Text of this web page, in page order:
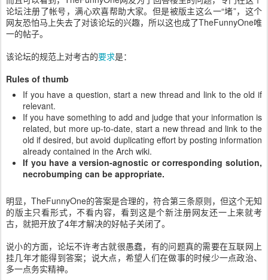
论坛注册了帐号，满心欢喜帮助大家。但是被版主这么一“堵”，这个
网友恐怕马上失去了对该论坛的兴趣，所以这也成了TheFunnyOne唯
一的帖子。
该论坛的规范上对考古的要求是：
Rules of thumb
If you have a question, start a new thread and link to the old if
relevant.
If you have something to add and judge that your information is
related, but more up-to-date, start a new thread and link to the
old if desired, but avoid duplicating effort by posting information
already contained in the Arch wiki.
If you have a version-agnostic or corresponding solution,
necrobumping can be appropriate.
明显，TheFunnyOne的答案是合理的，符合第三条原则，但这个无知
的版主只看形式，不看内容，看到这是个新注册网友还一上来就考
古，就把开放了4年才解决的好帖子关闭了。
说小的方面，论坛不许考古就很愚蠢，有的问题真的需要在互联网上
挂几年才能得到答案；说大点，希望人们在做事的时候少一点政治、
多一点务实精神。